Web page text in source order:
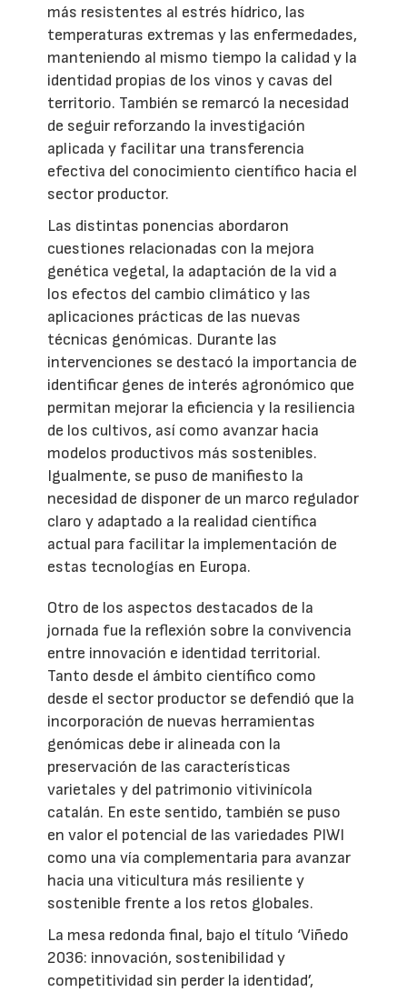
más resistentes al estrés hídrico, las
temperaturas extremas y las enfermedades,
manteniendo al mismo tiempo la calidad y la
identidad propias de los vinos y cavas del
territorio. También se remarcó la necesidad
de seguir reforzando la investigación
aplicada y facilitar una transferencia
efectiva del conocimiento científico hacia el
sector productor.
Las distintas ponencias abordaron
cuestiones relacionadas con la mejora
genética vegetal, la adaptación de la vid a
los efectos del cambio climático y las
aplicaciones prácticas de las nuevas
técnicas genómicas. Durante las
intervenciones se destacó la importancia de
identificar genes de interés agronómico que
permitan mejorar la eficiencia y la resiliencia
de los cultivos, así como avanzar hacia
modelos productivos más sostenibles.
Igualmente, se puso de manifiesto la
necesidad de disponer de un marco regulador
claro y adaptado a la realidad científica
actual para facilitar la implementación de
estas tecnologías en Europa.
Otro de los aspectos destacados de la
jornada fue la reflexión sobre la convivencia
entre innovación e identidad territorial.
Tanto desde el ámbito científico como
desde el sector productor se defendió que la
incorporación de nuevas herramientas
genómicas debe ir alineada con la
preservación de las características
varietales y del patrimonio vitivinícola
catalán. En este sentido, también se puso
en valor el potencial de las variedades PIWI
como una vía complementaria para avanzar
hacia una viticultura más resiliente y
sostenible frente a los retos globales.
La mesa redonda final, bajo el título ‘Viñedo
2036: innovación, sostenibilidad y
competitividad sin perder la identidad’,